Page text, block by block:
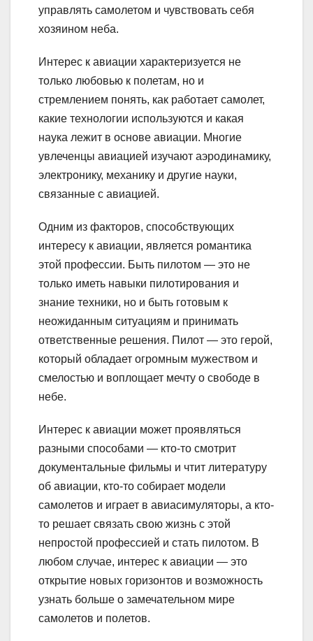
управлять самолетом и чувствовать себя
хозяином неба.
Интерес к авиации характеризуется не
только любовью к полетам, но и
стремлением понять, как работает самолет,
какие технологии используются и какая
наука лежит в основе авиации. Многие
увлеченцы авиацией изучают аэродинамику,
электронику, механику и другие науки,
связанные с авиацией.
Одним из факторов, способствующих
интересу к авиации, является романтика
этой профессии. Быть пилотом — это не
только иметь навыки пилотирования и
знание техники, но и быть готовым к
неожиданным ситуациям и принимать
ответственные решения. Пилот — это герой,
который обладает огромным мужеством и
смелостью и воплощает мечту о свободе в
небе.
Интерес к авиации может проявляться
разными способами — кто-то смотрит
документальные фильмы и чтит литературу
об авиации, кто-то собирает модели
самолетов и играет в авиасимуляторы, а кто-
то решает связать свою жизнь с этой
непростой профессией и стать пилотом. В
любом случае, интерес к авиации — это
открытие новых горизонтов и возможность
узнать больше о замечательном мире
самолетов и полетов.